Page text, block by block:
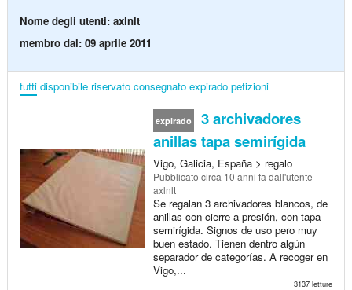
Nome degli utenti: axlnlt
membro dal: 09 aprile 2011
tutti disponibile riservato consegnato expirado petizioni
expirado
3 archivadores
anillas tapa semirígida
Vigo, Galicia, España > regalo
Pubblicato circa 10 anni fa dall'utente
axlnlt
Se regalan 3 archivadores blancos, de
anillas con cierre a presión, con tapa
semirígida. Signos de uso pero muy
buen estado. Tienen dentro algún
separador de categorías. A recoger en
Vigo,...
3137 letture